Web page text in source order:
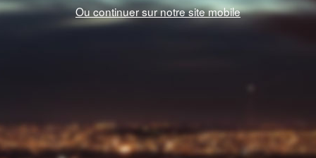
Ou continuer sur notre site mobile